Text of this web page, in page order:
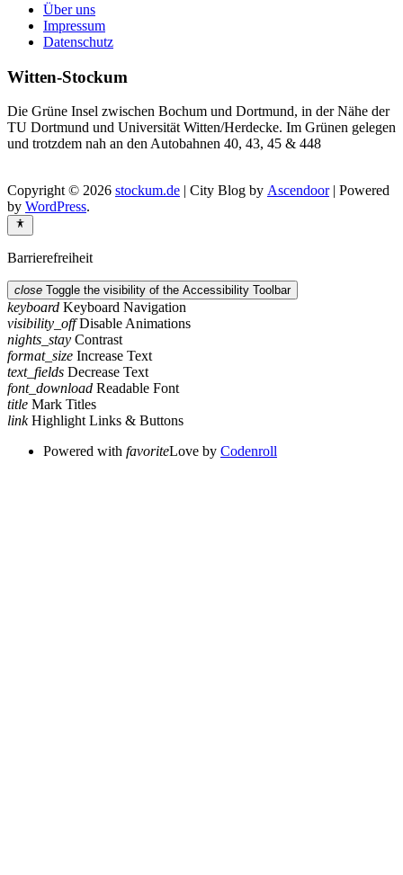
Über uns
Impressum
Datenschutz
Witten-Stockum
Die Grüne Insel zwischen Bochum und Dortmund, in der Nähe der
TU Dortmund und Universität Witten/Herdecke. Im Grünen gelegen
und trotzdem nah an den Autobahnen 40, 43, 45 & 448
Copyright © 2026 stockum.de | City Blog by Ascendoor| Powered
by WordPress.
Barrierefreiheit
close Toggle the visibility of the Accessibility Toolbar
keyboard Keyboard Navigation
visibility_off Disable Animations
nights_stay Contrast
format_size Increase Text
text_fields Decrease Text
font_download Readable Font
title Mark Titles
link Highlight Links & Buttons
Powered with favoriteLove by Codenroll